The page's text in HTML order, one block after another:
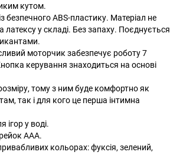
кутом.
безпечного ABS-пластику. Матеріал не
латексу у складі. Без запаху. Поєднується
моторчик забезпечує роботу 7
керування знаходиться на основі
тому з ним буде комфортно як
так і для кого це перша інтимна
ігор у воді.
ААА.
кольорах: фуксія, зелений,